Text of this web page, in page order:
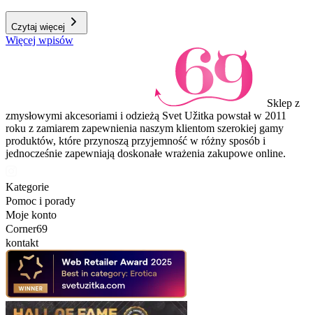
Czytaj więcej
Więcej wpisów
Sklep z
zmysłowymi akcesoriami i odzieżą Svet Užitka powstał w 2011
roku z zamiarem zapewnienia naszym klientom szerokiej gamy
produktów, które przynoszą przyjemność w różny sposób i
jednocześnie zapewniają doskonałe wrażenia zakupowe online.
Kategorie
Pomoc i porady
Moje konto
Corner69
kontakt